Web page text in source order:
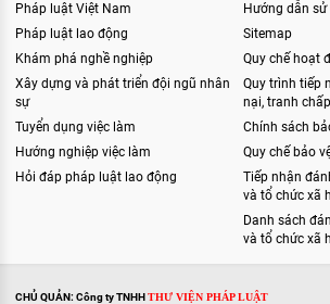
Pháp luật Việt Nam
Pháp luật lao động
Khám phá nghề nghiệp
Xây dựng và phát triển đội ngũ nhân
sự
Tuyển dụng việc làm
Hướng nghiệp việc làm
Hỏi đáp pháp luật lao động
Hướng dẫn sử
Sitemap
Quy chế hoạt
Quy trình tiếp
nại, tranh chấp
Chính sách
Quy chế bảo
Tiếp nhận
và tổ chức xã
Danh sách
và tổ chức xã
CHỦ QUẢN: Công ty TNHHTHƯ VIỆN PHÁP LUẬT